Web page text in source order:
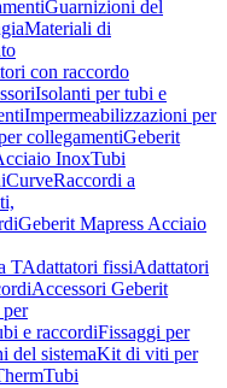
Guarnizioni del
Materiali di
con raccordo
Isolanti per tubi e
Impermeabilizzazioni per
collegamentiGeberit
InoxTubi
CurveRaccordi a
Geberit Mapress Acciaio
TAdattatori fissiAdattatori
Accessori Geberit
e raccordiFissaggi per
del sistemaKit di viti per
Tubi